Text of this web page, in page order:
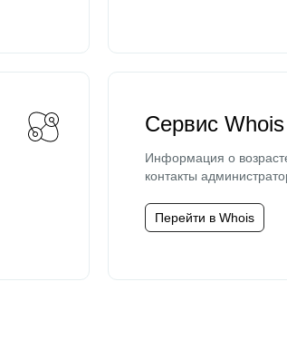
Сервис Whois
Информация о
контакты
Перейти в Whois